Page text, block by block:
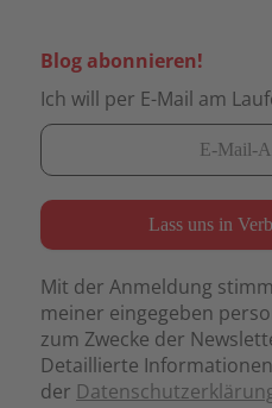
Blog abonnieren!
Ich will per E-Mail am
Mit der Anmeldung
meiner eingegeben
zum Zwecke der
Detaillierte
der